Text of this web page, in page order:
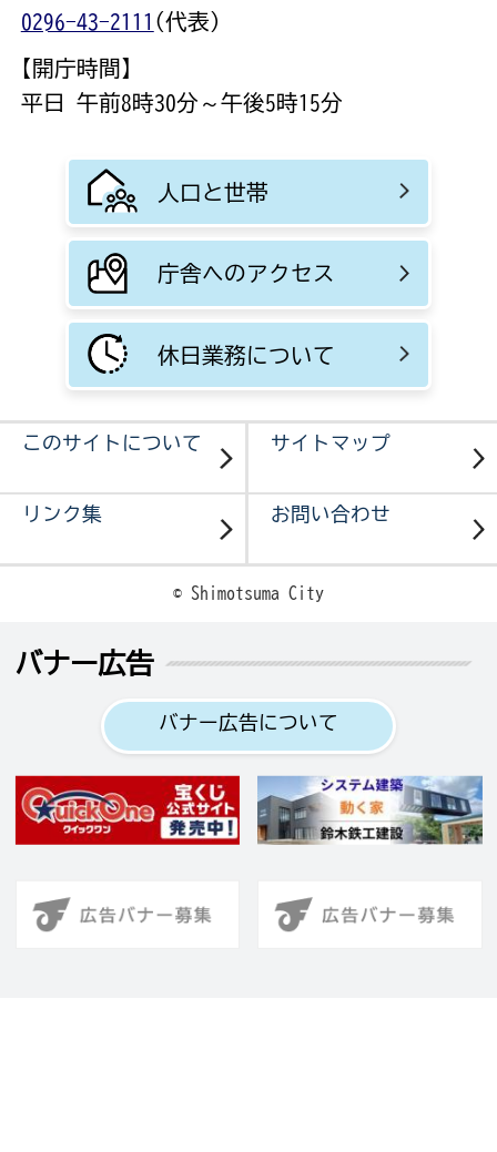
0296-43-2111 (代表)
【開庁時間】
平日 午前8時30分～午後5時15分
人口と世帯
庁舎へのアクセス
休日業務について
このサイトについて サイトマップ
リンク集 お問い合わせ
© Shimotsuma City
バナー広告
バナー広告について